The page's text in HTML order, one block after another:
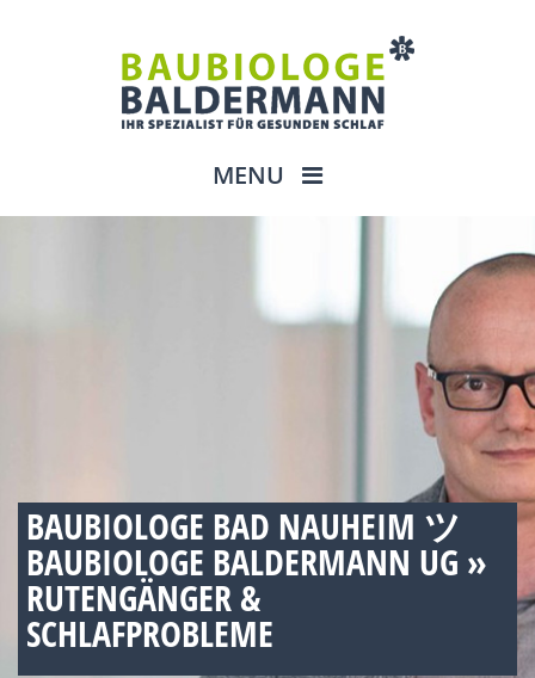
MENU
BAUBIOLOGE BAD NAUHEIM ツ
BAUBIOLOGE BALDERMANN UG »
RUTENGÄNGER &
SCHLAFPROBLEME